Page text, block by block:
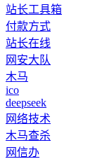
站长工具箱
付款方式
站长在线
网安大队
木马
ico
deepseek
网络技术
木马查杀
网信办